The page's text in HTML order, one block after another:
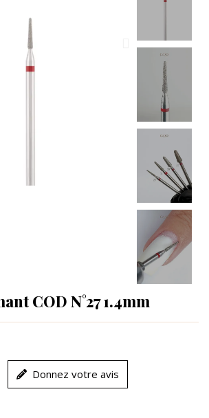
COD N°27 1.4mm
Donnez votre avis